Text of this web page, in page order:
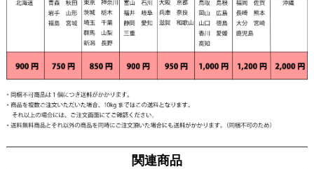
関連商品